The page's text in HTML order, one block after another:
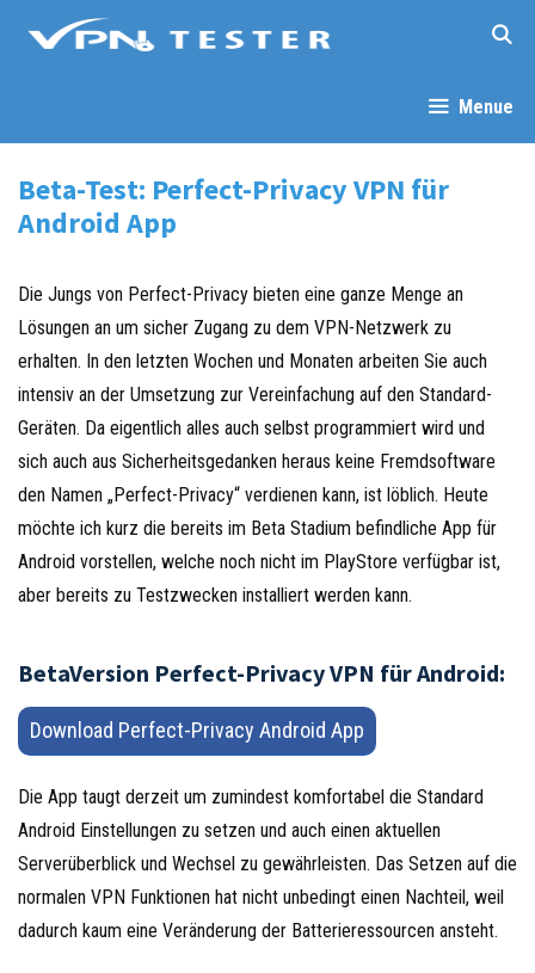
Menue
Beta-Test: Perfect-Privacy VPN für
Android App
Die Jungs von Perfect-Privacy bieten eine ganze Menge an
Lösungen an um sicher Zugang zu dem VPN-Netzwerk zu
erhalten. In den letzten Wochen und Monaten arbeiten Sie auch
intensiv an der Umsetzung zur Vereinfachung auf den Standard-
Geräten. Da eigentlich alles auch selbst programmiert wird und
sich auch aus Sicherheitsgedanken heraus keine Fremdsoftware
den Namen „Perfect-Privacy“ verdienen kann, ist löblich. Heute
möchte ich kurz die bereits im Beta Stadium befindliche App für
Android vorstellen, welche noch nicht im PlayStore verfügbar ist,
aber bereits zu Testzwecken installiert werden kann.
BetaVersion Perfect-Privacy VPN für Android:
Download Perfect-Privacy Android App
Die App taugt derzeit um zumindest komfortabel die Standard
Android Einstellungen zu setzen und auch einen aktuellen
Serverüberblick und Wechsel zu gewährleisten. Das Setzen auf die
normalen VPN Funktionen hat nicht unbedingt einen Nachteil, weil
dadurch kaum eine Veränderung der Batterieressourcen ansteht.